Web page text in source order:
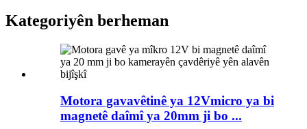
Kategoriyên berheman
Motora gavavêtinê ya 12Vmicro ya bi
magnetê daîmî ya 20mm ji bo ...